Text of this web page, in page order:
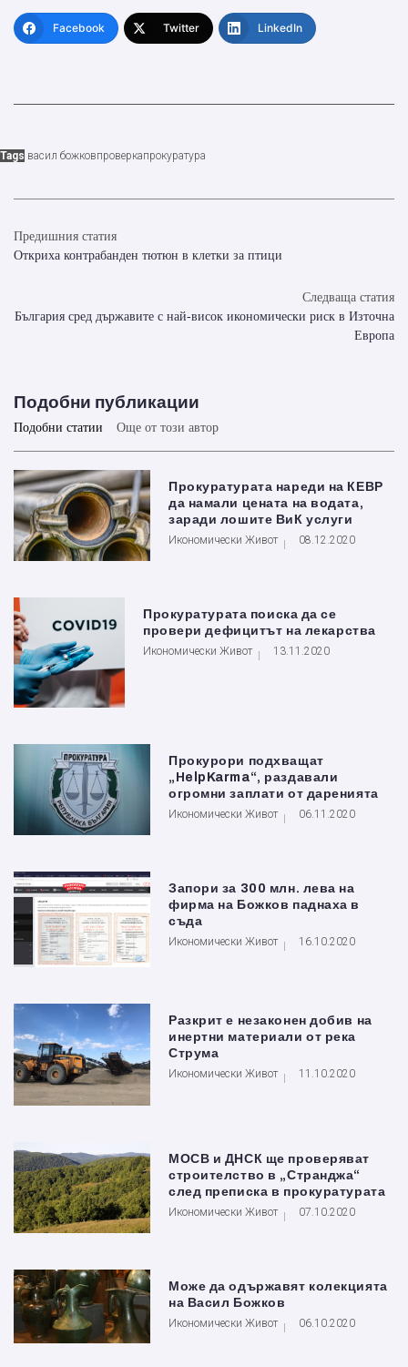
Facebook Twitter LinkedIn
Tags васил божковпроверкапрокуратура
Предишния статия
Откриха контрабанден тютюн в клетки за птици
Следваща статия
България сред държавите с най-висок икономически риск в Източна
Европа
Подобни публикации
Подобни статии Още от този автор
Прокуратурата нареди на КЕВР
да намали цената на водата,
заради лошите ВиК услуги
Икономически Живот 08.12.2020
Прокуратурата поиска да се
провери дефицитът на лекарства
Икономически Живот 13.11.2020
Прокурори подхващат
„HelpKarma“, раздавали
огромни заплати от даренията
Икономически Живот 06.11.2020
Запори за 300 млн. лева на
фирма на Божков паднаха в
съда
Икономически Живот 16.10.2020
Разкрит е незаконен добив на
инертни материали от река
Струма
Икономически Живот 11.10.2020
МОСВ и ДНСК ще проверяват
строителство в „Странджа“
след преписка в прокуратурата
Икономически Живот 07.10.2020
Може да одържавят колекцията
на Васил Божков
Икономически Живот 06.10.2020